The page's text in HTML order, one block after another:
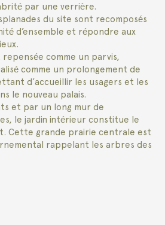
par une verrière.
du site sont recomposés
d’ensemble et répondre aux
comme un parvis,
comme un prolongement de
d’accueillir les usagers et les
le nouveau palais.
et par un long mur de
le jardin intérieur constitue le
Cette grande prairie centrale est
rappelant les arbres des